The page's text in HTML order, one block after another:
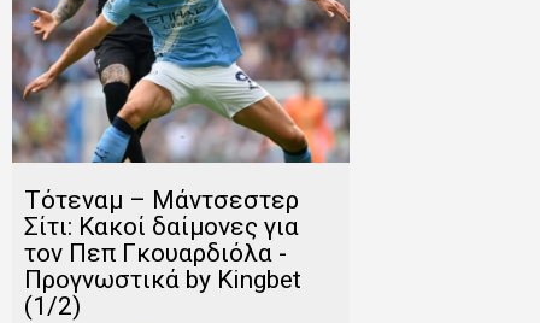
Τότεναμ – Μάντσεστερ
Σίτι: Κακοί δαίμονες για
τον Πεπ Γκουαρδιόλα -
Προγνωστικά by Kingbet
(1/2)